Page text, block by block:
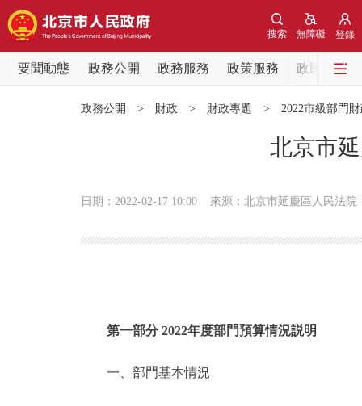
登錄
無障礙
搜索
要聞動態 政務公開 政務服務 政策服務
政民互動
政務公開 > 財政 > 財政專題 > 2022市級部門
北京市
日期：2022-02-17 10:00 來源：北京市延慶區人民法院
第一部分 2022年度部門預算情況説明
一、部門基本情況